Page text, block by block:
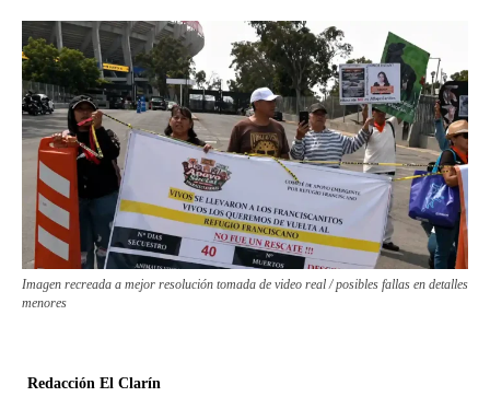
Imagen recreada a mejor resolución tomada de video real / posibles fallas en detalles
menores
Redacción El Clarín